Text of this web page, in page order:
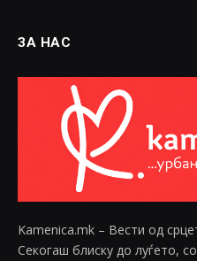
ЗА НАС
Kamenica.mk – Вести од
Секогаш блиску до луѓето,